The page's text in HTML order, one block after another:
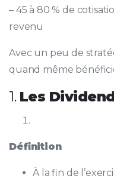
– 45 à 80 % de
revenu
Avec un peu de
quand même
1. Les
Définition
À la fin de